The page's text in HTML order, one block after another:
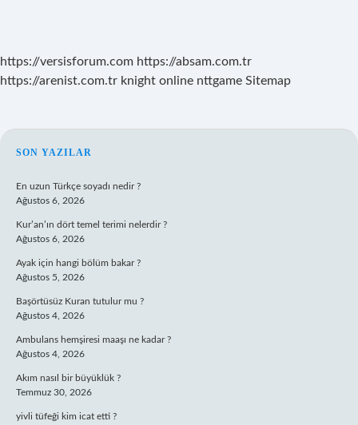
https://versisforum.com https://absam.com.tr
https://arenist.com.tr knight online nttgame Sitemap
SIDEBAR
SON YAZILAR
En uzun Türkçe soyadı nedir ?
Ağustos 6, 2026
Kur’an’ın dört temel terimi nelerdir ?
Ağustos 6, 2026
Ayak için hangi bölüm bakar ?
Ağustos 5, 2026
Başörtüsüz Kuran tutulur mu ?
Ağustos 4, 2026
Ambulans hemşiresi maaşı ne kadar ?
Ağustos 4, 2026
Akım nasıl bir büyüklük ?
Temmuz 30, 2026
yivli tüfeği kim icat etti ?